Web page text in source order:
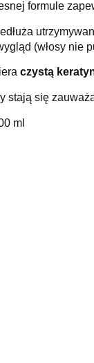
formule
(włosy nie
czystą
stają się
ml